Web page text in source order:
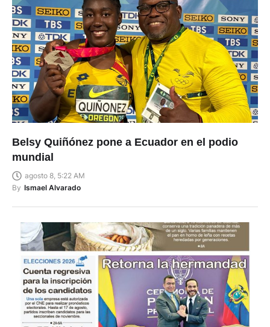
Belsy Quiñónez pone a Ecuador en el podio
mundial
agosto 8, 5:22 AM
By Ismael Alvarado